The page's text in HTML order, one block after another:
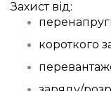
Захист від:
короткого